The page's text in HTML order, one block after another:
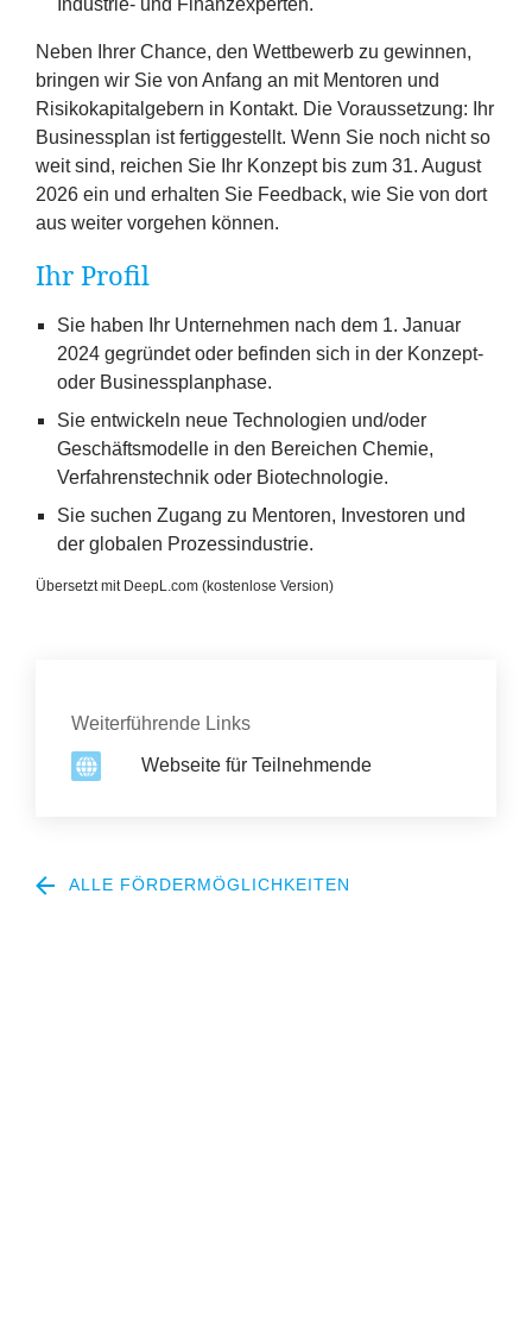
Industrie- und Finanzexperten.
Neben Ihrer Chance, den Wettbewerb zu gewinnen,
bringen wir Sie von Anfang an mit Mentoren und
Risikokapitalgebern in Kontakt. Die Voraussetzung: Ihr
Businessplan ist fertiggestellt. Wenn Sie noch nicht so
weit sind, reichen Sie Ihr Konzept bis zum 31. August
2026 ein und erhalten Sie Feedback, wie Sie von dort
aus weiter vorgehen können.
Ihr Profil
Sie haben Ihr Unternehmen nach dem 1. Januar
2024gegründet oder befinden sich in der Konzept-
oder Businessplanphase.
Sie entwickeln neue Technologien und/​oder
Geschäftsmodelle in den Bereichen Chemie,
Verfahrenstechnik oder Biotechnologie.
Sie suchen Zugang zu Mentoren, Investoren und
der globalen Prozessindustrie.
Übersetzt mit DeepL​.com (kostenlose Version)
Kontakt
Weiterführende Links
Webseite für Teilnehmende
ALLE FÖRDERMÖGLICHKEITEN